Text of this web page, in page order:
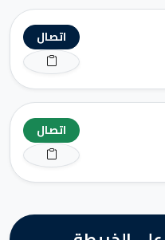
اتصال
اتصال